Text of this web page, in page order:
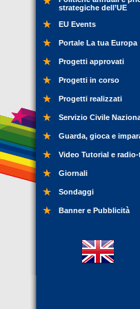
strategiche dell’UE
EU Events
Portale La tua Europa
Progetti approvati
Progetti in corso
Progetti realizzati
Servizio Civile
Guarda, gioca e
Video Tutorial e
Giornali
Sondaggi
Banner e Pubblicità